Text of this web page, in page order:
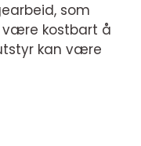
som
være kostbart å
kan være